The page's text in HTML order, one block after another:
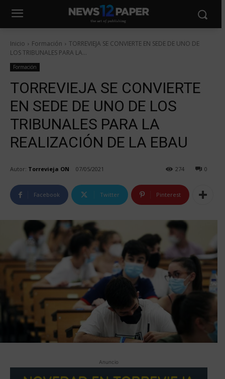
Inicio Formación
TORREVIEJA SE CONVIERTE EN SEDE DE UNO DE
LOS TRIBUNALES PARA LA...
Formación
TORREVIEJA SE CONVIERTE
EN SEDE DE UNO DE LOS
TRIBUNALES PARA LA
REALIZACIÓN DE LA EBAU
Autor: Torrevieja ON 07/05/2021 0
274
Facebook Twitter Pinterest
Anuncio